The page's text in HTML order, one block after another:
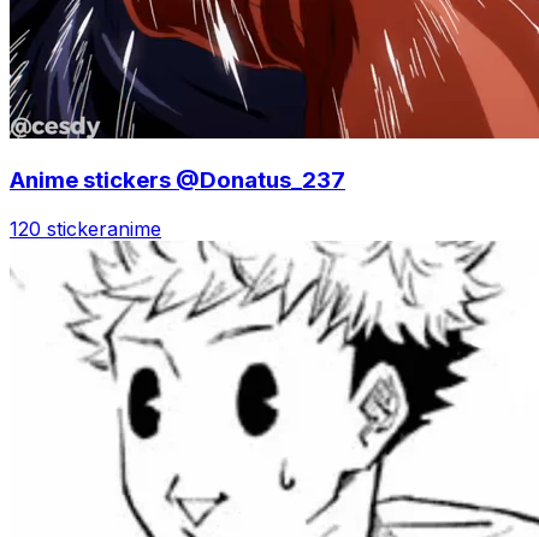
Anime stickers @Donatus_237
120 stickeranime